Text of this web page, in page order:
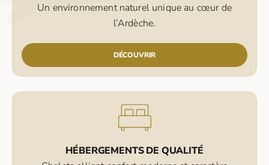
Un environnement naturel unique au cœur de
l’Ardèche.
DÉCOUVRIR
HÉBERGEMENTS DE QUALITÉ